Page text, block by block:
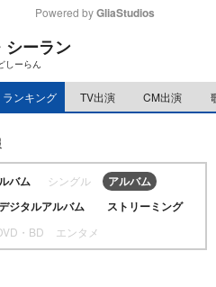
t
e
Powered by GliaStudios
シーラン
しーらん
ランキング TV出演 CM出演
バム シングル
アルバム
ジタルアルバム ストリーミング
・BD エンタメ